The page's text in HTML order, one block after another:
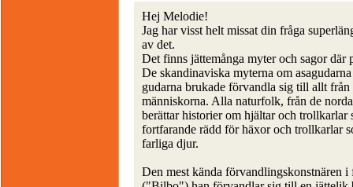
Hej Melodie!
Jag har visst helt missat din fråga
av det.
Det finns jättemånga myter och sagor
De skandinaviska myterna om
gudarna brukade förvandla sig till allt
människorna. Alla naturfolk, från de
berättar historier om hjältar och
fortfarande rädd för häxor och trollkarlar
farliga djur.
Den mest kända förvandlingskonstnären